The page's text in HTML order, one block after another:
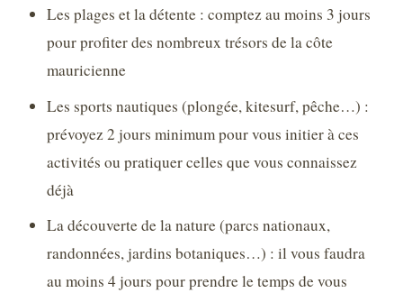
Les plages et la détente : comptez au moins 3 jours
pour profiter des nombreux trésors de la côte
mauricienne
Les sports nautiques (plongée, kitesurf, pêche…) :
prévoyez 2 jours minimum pour vous initier à ces
activités ou pratiquer celles que vous connaissez
déjà
La découverte de la nature (parcs nationaux,
randonnées, jardins botaniques…) : il vous faudra
au moins 4 jours pour prendre le temps de vous